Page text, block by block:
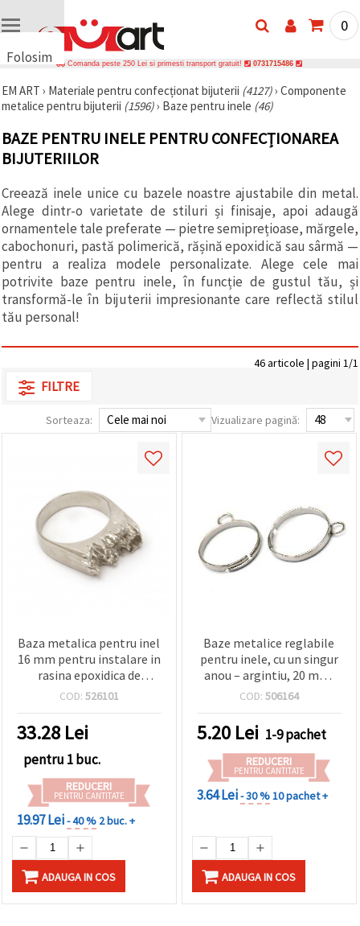
Folosim
uri
🍪 Folosim
și
tehnologii
similare
asigura
funcționarea
corectă a
site-ului,
pentru a vă
experiența
și, cu
acordul
dumneavoastră,
pentru a
traficul și a
reclame
mai
inclusiv cu
ajutorul
Puteți fi de
acord să
utilizați
preferințele
în setări
selectând
dat și
făcând clic
pe butonul
Аcceptati
toate!
Setări
0
Comanda peste 250 Lei si primesti transport gratuit! 0731715486
EM ART › Materiale pentru confecționat bijuterii (4127)› Componente
metalice pentru bijuterii (1596)› Baze pentru inele (46)
BAZE PENTRU INELE PENTRU CONFECȚIONAREA
BIJUTERIILOR
Creează inele unice cu bazele noastre ajustabile din metal.
Alege dintr-o varietate de stiluri și finisaje, apoi adaugă
ornamentele tale preferate — pietre semiprețioase, mărgele,
cabochonuri, pastă polimerică, rășină epoxidică sau sârmă —
pentru a realiza modele personalizate. Alege cele mai
potrivite baze pentru inele, în funcție de gustul tău, și
transformă-le în bijuterii impresionante care reflectă stilul
tău personal!
46 articole | pagini 1/1
FILTRE
Sorteaza: Vizualizare pagină:
Baza metalica pentru inel
16 mm pentru instalare in
rasina epoxidica de
culoare argintiu
COD: 526101
33.28 Lei
pentru 1 buc.
REDUCERI
PENTRU CANTITATE
19.97 Lei- 40 % 2 buc. +
ADAUGA IN COS
Baze metalice reglabile
pentru inele, cu un singur
anou – argintiu, 20 mm,
set 10 buc – ideale pentru
bijuteriilor handmade,
charm-uri și accesorii DIY
COD: 506164
5.20 Lei 1-9 pachet
REDUCERI
PENTRU CANTITATE
3.64 Lei- 30 %10 pachet +
ADAUGA IN COS